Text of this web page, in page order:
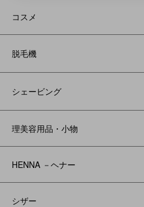
コスメ
脱毛機
シェービング
理美容用品・小物
HENNA －ヘナー
シザー